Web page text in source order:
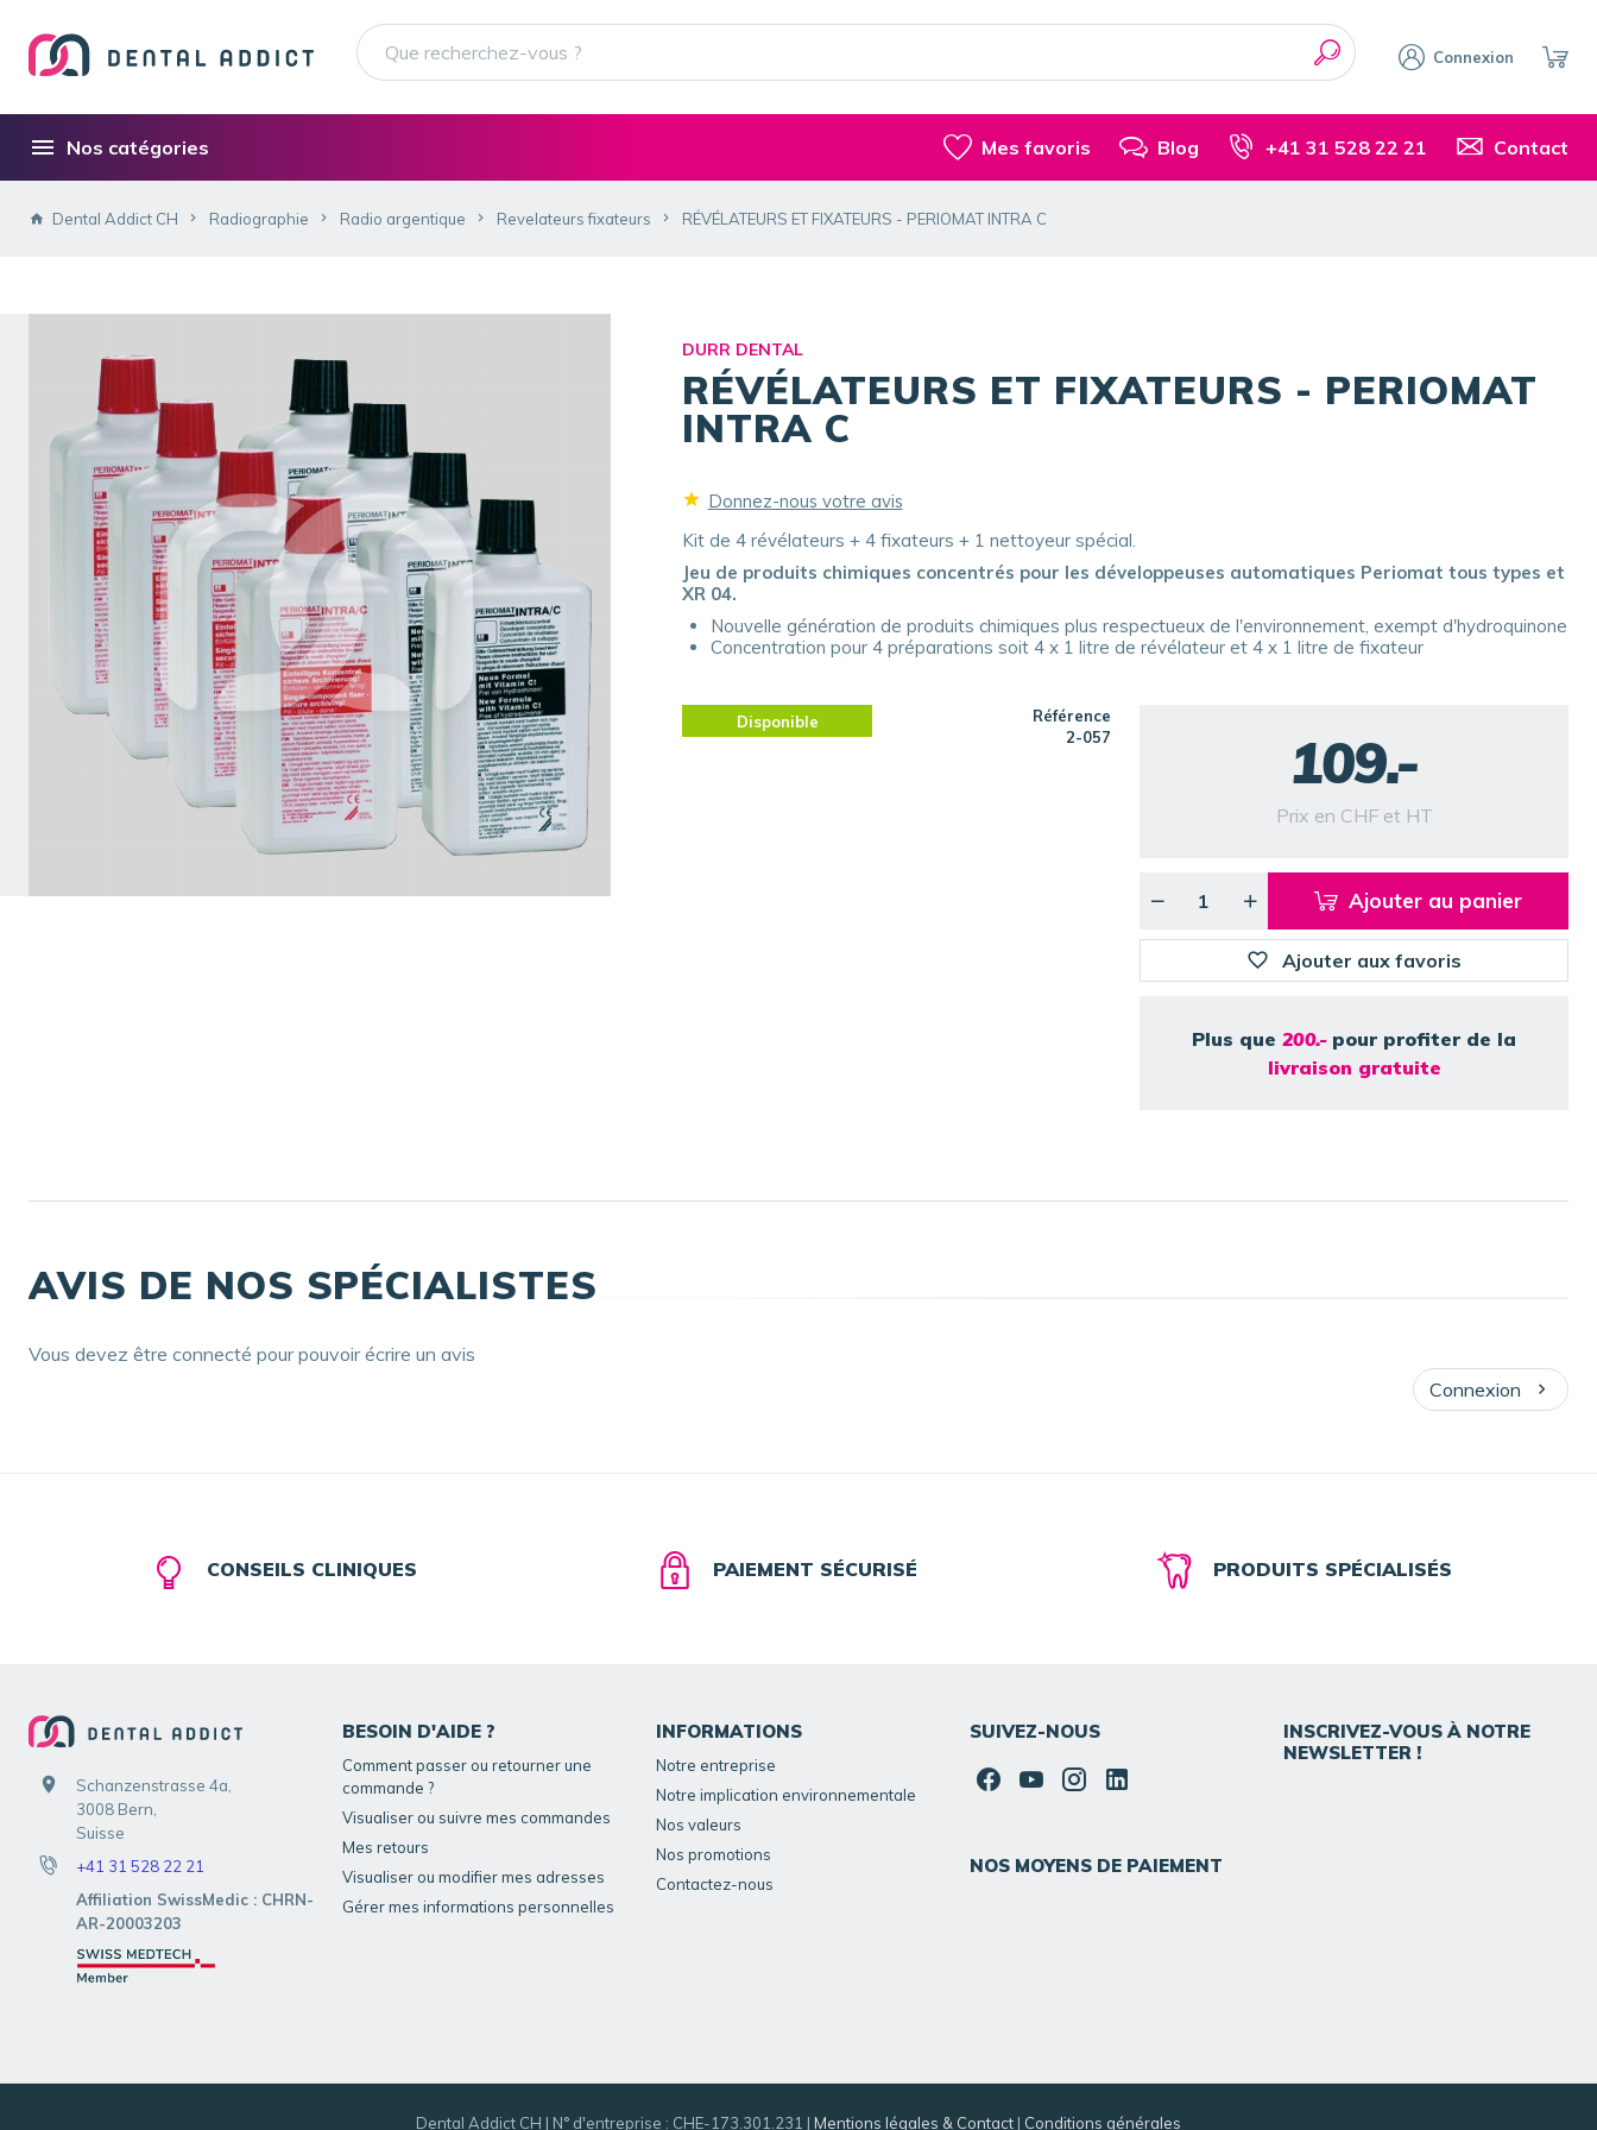
Connexion
Nos catégories Mes favoris Blog Contact
+41 31 528 22 21
Dental Addict CH Radiographie Radio argentique Revelateurs fixateurs RÉVÉLATEURS ET FIXATEURS - PERIOMAT INTRA C
DURR DENTAL
RÉVÉLATEURS ET FIXATEURS - PERIOMAT
INTRA C
Donnez-nous votre avis
Kit de 4 révélateurs + 4 fixateurs + 1 nettoyeur spécial.
Jeu de produits chimiques concentrés pour les développeuses automatiques Periomat tous types et
XR 04.
Nouvelle génération de produits chimiques plus respectueux de l'environnement, exempt d'hydroquinone
Concentration pour 4 préparations soit 4 x 1 litre de révélateur et 4 x 1 litre de fixateur
109.-
Prix en CHF et HT
Disponible
Référence
2-057
Ajouter au panier
Ajouter aux favoris
Plus que200.-pour profiter de la
livraison gratuite
AVIS DE NOS SPÉCIALISTES
Vous devez être connecté pour pouvoir écrire un avis
Connexion
CONSEILS CLINIQUES PAIEMENT SÉCURISÉ PRODUITS SPÉCIALISÉS
Schanzenstrasse 4a,
3008 Bern,
Suisse
+41 31 528 22 21
Affiliation SwissMedic : CHRN-
AR-20003203
BESOIN D'AIDE ?
Comment passer ou retourner une
commande ?
Visualiser ou suivre mes commandes
Mes retours
Visualiser ou modifier mes adresses
Gérer mes informations personnelles
INFORMATIONS
Notre entreprise
Notre implication environnementale
Nos valeurs
Nos promotions
Contactez-nous
SUIVEZ-NOUS
NOS MOYENS DE PAIEMENT
INSCRIVEZ-VOUS À NOTRE
NEWSLETTER !
Dental Addict CH | N° d'entreprise : CHE-173.301.231 | Mentions légales & Contact | Conditions générales